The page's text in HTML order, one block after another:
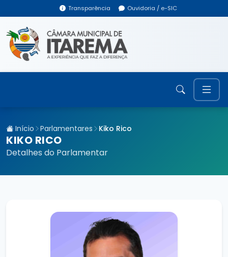
Transparência Ouvidoria / e-SIC
Início Parlamentares Kiko Rico
KIKO RICO
Detalhes do Parlamentar